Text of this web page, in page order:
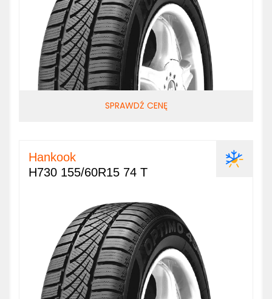
SPRAWDŹ CENĘ
Hankook
H730 155/60R15 74 T